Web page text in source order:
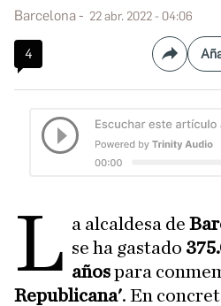
Barcelona 22 abr. 2022 - 04:06
4
L a alcaldesa de
se ha gastado
añospara
Republicana'. En